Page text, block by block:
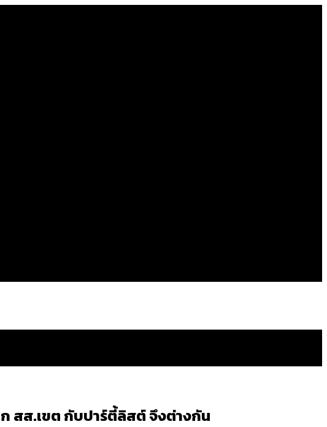
สส.เขต กับปาร์ตี้ลิสต์ จึงต่างกัน